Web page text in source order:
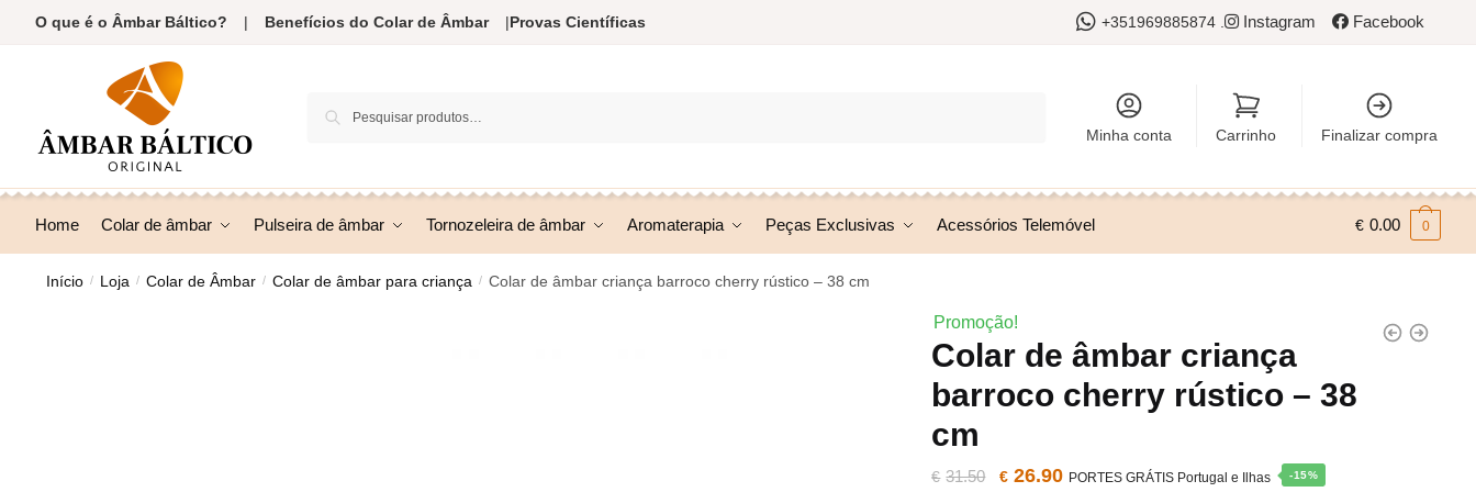
O que é o Âmbar Báltico? | Benefícios do Colar de Âmbar |Provas Científicas +351969885874 . Instagram Facebook
Pesquisa
Minha conta Carrinho Finalizar compra
Home Colar de âmbar Pulseira de âmbar Tornozeleira de âmbar Aromaterapia Peças Exclusivas Acessórios Telemóvel € 0.00 0
Início / Loja / Colar de Âmbar / Colar de âmbar para criança / Colar de âmbar criança barroco cherry rústico – 38 cm
Promoção!
Colar de âmbar criança
barroco cherry rústico – 38
cm
€ 31.50
O
€ 26.90OPORTES GRÁTIS Portugal e Ilhas -15%